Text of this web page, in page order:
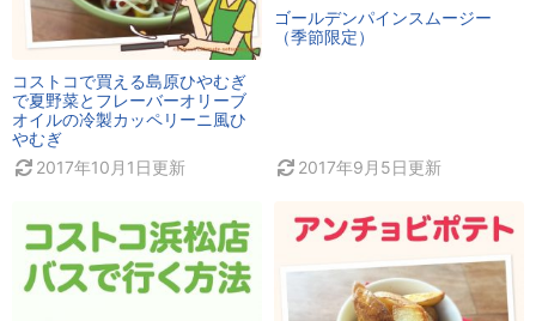
コストコで買える島原ひやむぎ
で夏野菜とフレーバーオリーブ
オイルの冷製カッペリーニ風ひ
やむぎ
2017年10月1日更新
ゴールデンパインスムージー
（季節限定）
2017年9月5日更新